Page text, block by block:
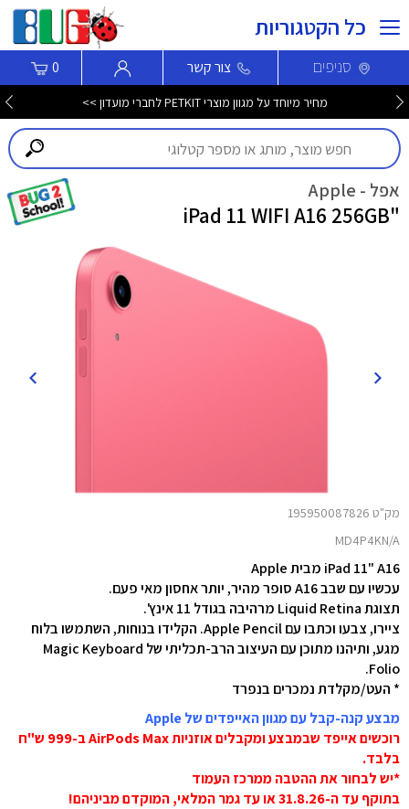
כל הקטגוריות
סניפים צור קשר 0
מחיר מיוחד על מגוון מוצרי PETKIT לחברי מועדון >>
אפל - Apple
"iPad 11 WIFI A16 256GB
מק"ט 195950087826
MD4P4KN/A
iPad 11" A16 מבית Apple
עכשיו עם שבב A16 סופר מהיר, יותר אחסון מאי פעם.
תצוגת Liquid Retina מרהיבה בגודל 11 אינץ'.
ציירו, צבעו וכתבו עם Apple Pencil. הקלידו בנוחות, השתמשו בלוח
מגע, ותיהנו מתוכן עם העיצוב הרב-תכליתי של Magic Keyboard
Folio.
* העט/מקלדת נמכרים בנפרד
מבצע קנה-קבל עם מגוון האייפדים של Apple
רוכשים אייפד שבמבצע ומקבלים אוזניות AirPods Max ב-999 ש"ח
בלבד.
*יש לבחור את ההטבה ממרכז העמוד
בתוקף עד ה-31.8.26 או עד גמר המלאי, המוקדם מביניהם!